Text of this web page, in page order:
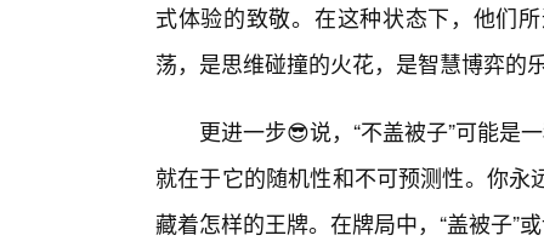
式体验的致敬。在这种状态下，他们
荡，是思维碰撞的火花，是智慧博弈的
更进一步😎说，“不盖被子”可能是
就在于它的随机性和不可预测性。你
藏着怎样的王牌。在牌局中，“盖被子”